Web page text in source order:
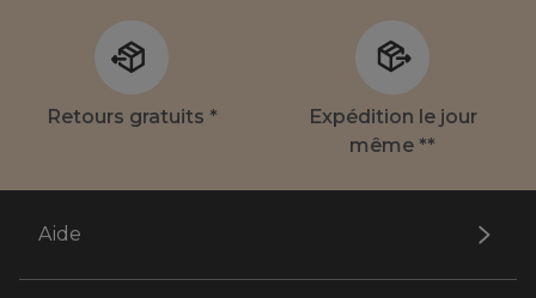
Retours gratuits *
Expédition le jour
même **
Aide